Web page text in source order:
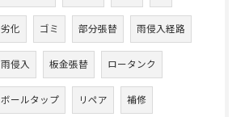
劣化 ゴミ 部分張替 雨侵入経路
雨侵入 板金張替 ロータンク
ボールタップ リペア 補修